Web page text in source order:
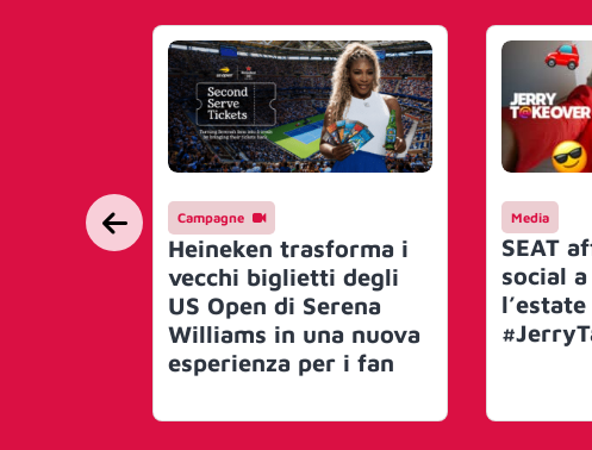
Campagne
Heineken trasforma i
vecchi biglietti degli
US Open di Serena
Williams in una nuova
esperienza per i fan
Media
SEAT
social